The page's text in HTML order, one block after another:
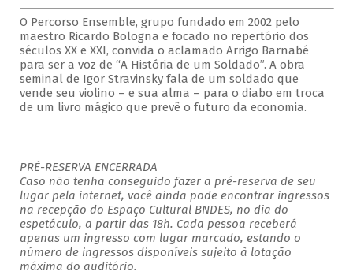
O Percorso Ensemble, grupo fundado em 2002 pelo
maestro Ricardo Bologna e focado no repertório dos
séculos XX e XXI, convida o aclamado Arrigo Barnabé
para ser a voz de “A História de um Soldado”. A obra
seminal de Igor Stravinsky fala de um soldado que
vende seu violino – e sua alma – para o diabo em troca
de um livro mágico que prevê o futuro da economia.
PRÉ-RESERVA ENCERRADA
Caso não tenha conseguido fazer a pré-reserva de seu
lugar pela internet, você ainda pode encontrar ingressos
na recepção do Espaço Cultural BNDES, no dia do
espetáculo, a partir das 18h. Cada pessoa receberá
apenas um ingresso com lugar marcado, estando o
número de ingressos disponíveis sujeito à lotação
máxima do auditório.